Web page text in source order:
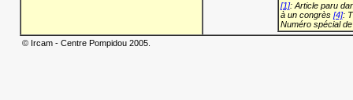
[1]: Article paru
à un congrès [4]:
Numéro spécial
© Ircam - Centre Pompidou 2005.